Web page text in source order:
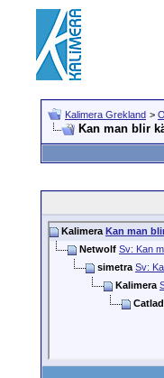
Kalimera Grekland >
Kan man blir
Kalimera Kan man
Netwolf Sv: Kan
simetra Sv:
Kalimera